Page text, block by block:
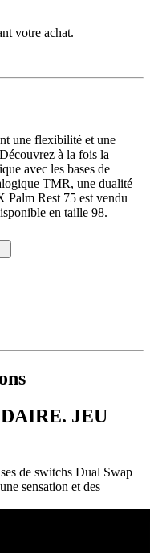
votre achat.
une flexibilité et une
à la fois la
avec les bases de
TMR, une dualité
Palm Rest 75 est vendu
en taille 98.
JEU
de switchs Dual Swap
sensation et des